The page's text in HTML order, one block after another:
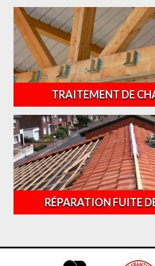
TRAITEMENT DE
RÉPARATION FUITE